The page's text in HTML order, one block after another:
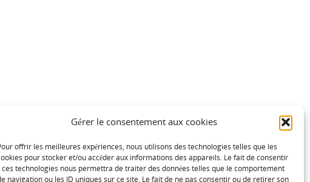
Gérer le consentement aux cookies
offrir les meilleures expériences, nous utilisons des technologies telles que les
pour stocker et/ou accéder aux informations des appareils. Le fait de consentir
ces technologies nous permettra de traiter des données telles que le comportement
navigation ou les ID uniques sur ce site. Le fait de ne pas consentir ou de retirer son